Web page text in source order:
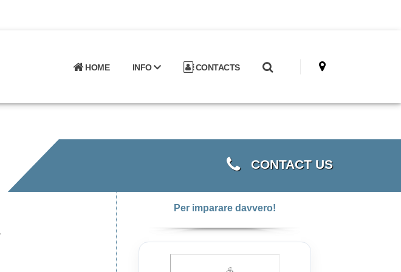
HOME INFO CONTACTS
CONTACT US
Per imparare davvero!